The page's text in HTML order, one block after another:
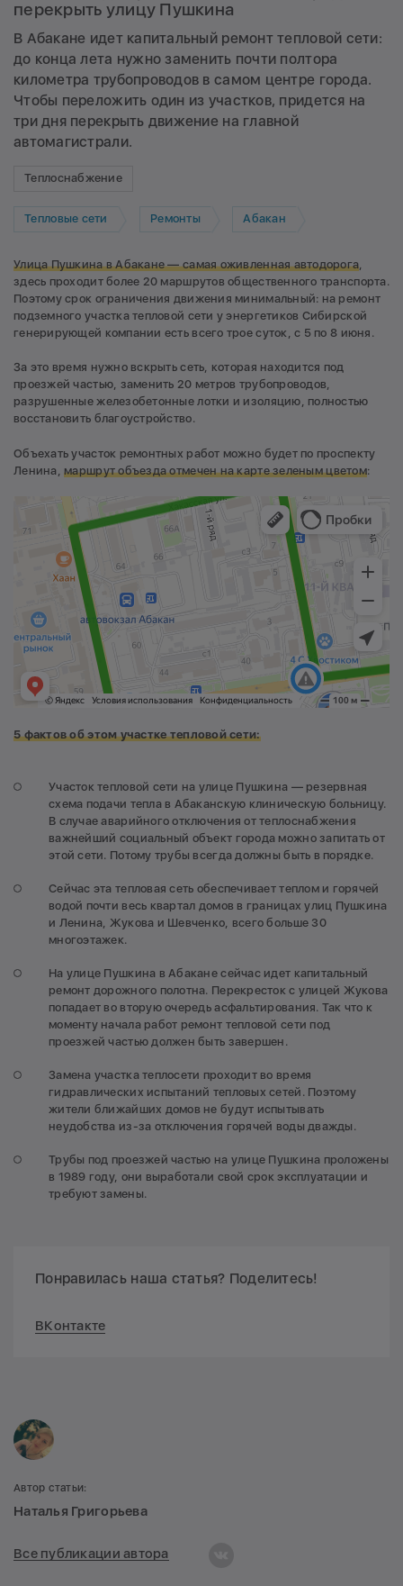
перекрыть улицу Пушкина
В Абакане идет капитальный ремонт тепловой сети:
до конца лета нужно заменить почти полтора
километра трубопроводов в самом центре города.
Чтобы переложить один из участков, придется на
три дня перекрыть движение на главной
автомагистрали.
Теплоснабжение
Тепловые сети Ремонты Абакан
Улица Пушкина в Абакане — самая оживленная автодорога
здесь проходит более 20 маршрутов общественного транспорта.
Поэтому срок ограничения движения минимальный: на ремонт
подземного участка тепловой сети у энергетиков Сибирской
генерирующей компании есть всего трое суток, с 5 по 8 июня.
За это время нужно вскрыть сеть, которая находится под
проезжей частью, заменить 20 метров трубопроводов,
разрушенные железобетонные лотки и изоляцию, полностью
восстановить благоустройство.
Объехать участок ремонтных работ можно будет по проспекту
Ленина,маршрут объезда отмечен на карте зеленым цветом:
5 фактов об этом участке тепловой сети:
Участок тепловой сети на улице Пушкина — резервная
схема подачи тепла в Абаканскую клиническую больницу.
В случае аварийного отключения от теплоснабжения
важнейший социальный объект города можно запитать от
этой сети. Потому трубы всегда должны быть в порядке.
Сейчас эта тепловая сеть обеспечивает теплом и горячей
водой почти весь квартал домов в границах улиц Пушкина
и Ленина, Жукова и Шевченко, всего больше 30
многоэтажек.
На улице Пушкина в Абакане сейчас идет капитальный
ремонт дорожного полотна. Перекресток с улицей Жукова
попадает во вторую очередь асфальтирования. Так что к
моменту начала работ ремонт тепловой сети под
проезжей частью должен быть завершен.
Замена участка теплосети проходит во время
гидравлических испытаний тепловых сетей. Поэтому
жители ближайших домов не будут испытывать
неудобства из-за отключения горячей воды дважды.
Трубы под проезжей частью на улице Пушкина проложены
в 1989 году, они выработали свой срок эксплуатации и
требуют замены.
Понравилась наша статья? Поделитесь!
ВКонтакте
Автор статьи:
Наталья Григорьева
Все публикации автора